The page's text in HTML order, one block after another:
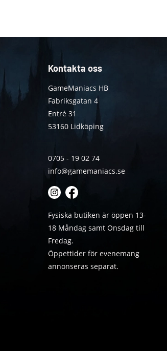
Kontakta oss
GameManiacs HB
Fabriksgatan 4
Entré 31
53160 Lidköping
0705 - 19 02 74
info@gamemaniacs.se
Fysiska butiken är öppen 13-
18 Måndag samt Onsdag till
Fredag.
Öppettider för evenemang
annonseras separat.